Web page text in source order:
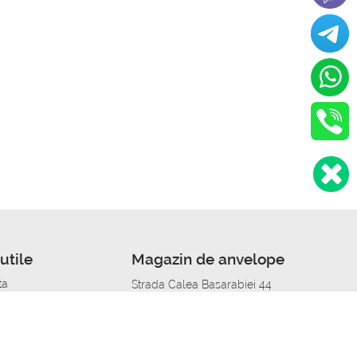
Magazin de anvelope
Strada Calea Basarabiei 44